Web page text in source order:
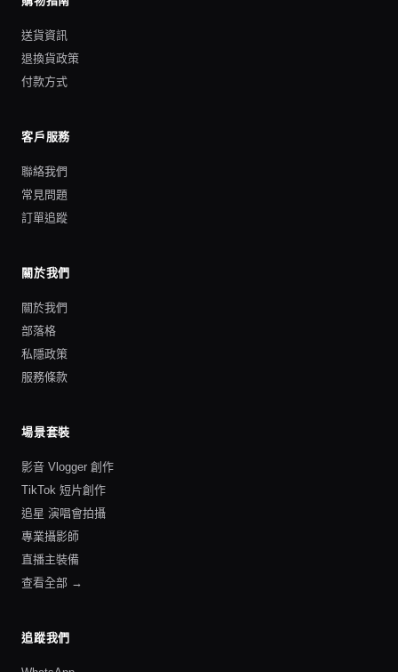
送貨資訊
退換貨政策
付款方式
客戶服務
聯絡我們
常見問題
訂單追蹤
關於我們
關於我們
部落格
私隱政策
服務條款
場景套裝
影音 Vlogger 創作
TikTok 短片創作
追星 演唱會拍攝
專業攝影師
直播主裝備
查看全部 →
追蹤我們